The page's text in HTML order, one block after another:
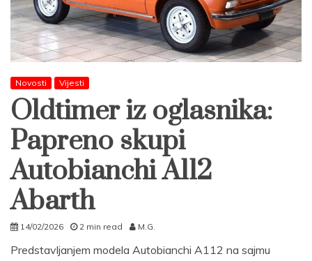
Novosti Vijesti
Oldtimer iz oglasnika:
Papreno skupi
Autobianchi A112
Abarth
14/02/2026 2 min read M.G.
Predstavljanjem modela Autobianchi A112 na sajmu